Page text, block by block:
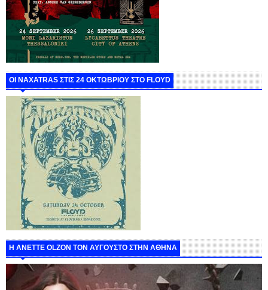
ΟΙ NAXATRAS ΣΤΙΣ 24 ΟΚΤΩΒΡΙΟΥ ΣΤΟ FLOYD
Η ANETTE OLZON ΤΟΝ ΑΥΓΟΥΣΤΟ ΣΤΗΝ ΑΘΗΝΑ